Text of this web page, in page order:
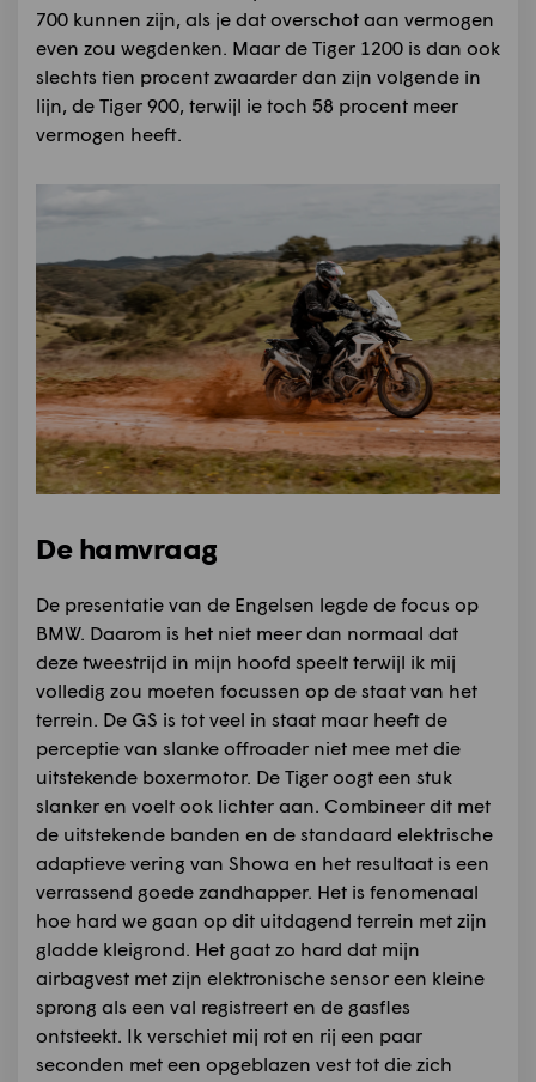
700 kunnen zijn, als je dat overschot aan vermogen
even zou wegdenken. Maar de Tiger 1200 is dan ook
slechts tien procent zwaarder dan zijn volgende in
lijn, de Tiger 900, terwijl ie toch 58 procent meer
vermogen heeft.
De hamvraag
De presentatie van de Engelsen legde de focus op
BMW. Daarom is het niet meer dan normaal dat
deze tweestrijd in mijn hoofd speelt terwijl ik mij
volledig zou moeten focussen op de staat van het
terrein. De GS is tot veel in staat maar heeft de
perceptie van slanke offroader niet mee met die
uitstekende boxermotor. De Tiger oogt een stuk
slanker en voelt ook lichter aan. Combineer dit met
de uitstekende banden en de standaard elektrische
adaptieve vering van Showa en het resultaat is een
verrassend goede zandhapper. Het is fenomenaal
hoe hard we gaan op dit uitdagend terrein met zijn
gladde kleigrond. Het gaat zo hard dat mijn
airbagvest met zijn elektronische sensor een kleine
sprong als een val registreert en de gasfles
ontsteekt. Ik verschiet mij rot en rij een paar
seconden met een opgeblazen vest tot die zich